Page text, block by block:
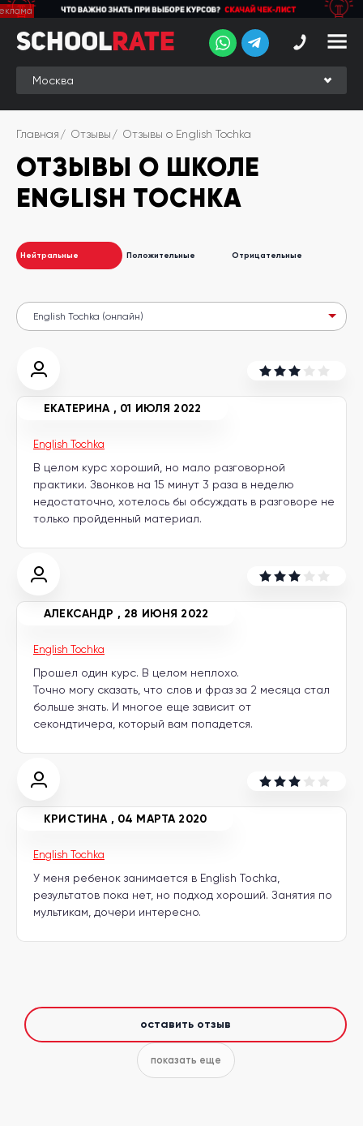
School
Rate
Рейтинг
Online-
рейтинг
Отзывы
студентов
Новые
Ищу курс:
английского
город:
Москва
другой
кабинет
школы
Помочь
выборе?
Добавить
школу
SchoolRate
Главная Отзывы Отзывы о English Tochka
ОТЗЫВЫ О ШКОЛЕ
ENGLISH TOCHKA
Нейтральные Положительные Отрицательные
English Tochka
ЕКАТЕРИНА , 01 ИЮЛЯ 2022
В целом курс хороший, но мало разговорной
практики. Звонков на 15 минут 3 раза в неделю
недостаточно, хотелось бы обсуждать в разговоре не
только пройденный материал.
English Tochka
АЛЕКСАНДР , 28 ИЮНЯ 2022
Прошел один курс. В целом неплохо.
Точно могу сказать, что слов и фраз за 2 месяца стал
больше знать. И многое еще зависит от
секондтичера, который вам попадется.
English Tochka
КРИСТИНА , 04 МАРТА 2020
У меня ребенок занимается в English Tochka,
результатов пока нет, но подход хороший. Занятия по
мультикам, дочери интересно.
показать еще
оставить отзыв